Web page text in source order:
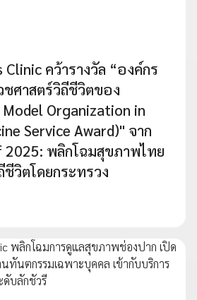
Clinic คว้ารางวัล “องค์กร
ศาสตร์วิถีชีวิตของ
Model Organization in
Service Award)" จาก
2025: พลิกโฉมสุขภาพไทย
ชีวิตโดยกระทรวง